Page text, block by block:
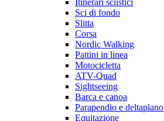
Sci di fondo
Slitta
Corsa
Nordic Walking
Pattini in linea
Motocicletta
ATV-Quad
Sightseeing
Barca e canoa
Parapendio e deltaplano
Equitazione